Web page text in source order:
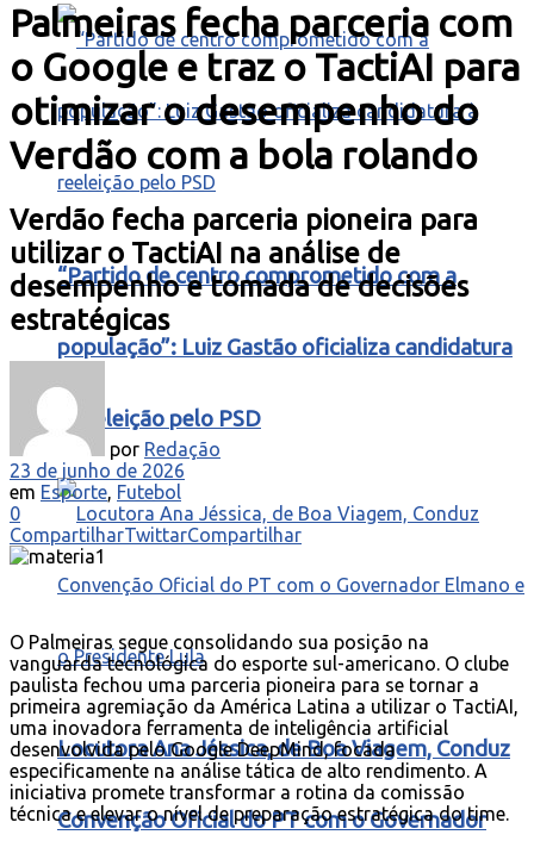
“Partido de centro comprometido com a
população”: Luiz Gastão oficializa candidatura
à reeleição pelo PSD
Locutora Ana Jéssica, de Boa Viagem, Conduz
Convenção Oficial do PT com o Governador
Palmeiras fecha parceria com
o Google e traz o TactiAI para
otimizar o desempenho do
Verdão com a bola rolando
Verdão fecha parceria pioneira para
utilizar o TactiAI na análise de
desempenho e tomada de decisões
estratégicas
por Redação
23 de junho de 2026
em Esporte, Futebol
0
CompartilharTwittarCompartilhar
O Palmeiras segue consolidando sua posição na
vanguarda tecnológica do esporte sul-americano. O clube
paulista fechou uma parceria pioneira para se tornar a
primeira agremiação da América Latina a utilizar o TactiAI,
uma inovadora ferramenta de inteligência artificial
desenvolvida pelo Google DeepMind, focada
especificamente na análise tática de alto rendimento. A
iniciativa promete transformar a rotina da comissão
técnica e elevar o nível de preparação estratégica do time.